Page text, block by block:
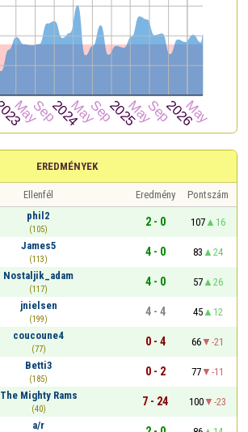
EREDMÉNYEK
Ellenfél Eredmény
Pontszám
phil2
(105)
2 - 0 107
16
James5
(113)
4 - 0 83
24
Nostaljik_adam
(117)
4 - 0 57
26
jnielsen
(199)
4 - 4 45
12
coucoune4
(77)
0 - 4 66
-21
Betti3
(185)
0 - 2 77
-11
The Mighty Rams
(40)
7 - 24 100
-23
a/r